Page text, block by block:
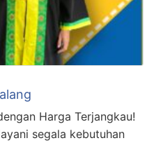
Harga Terjangkau!
segala kebutuhan